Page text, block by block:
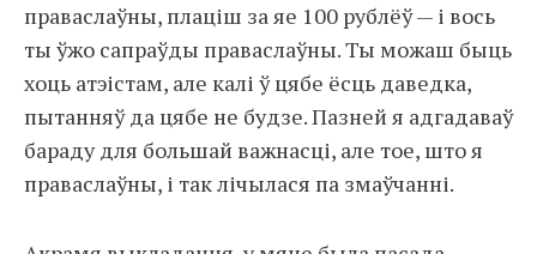
праваслаўны, плаціш за яе 100 рублёў — і вось
ты ўжо сапраўды праваслаўны. Ты можаш быць
хоць атэістам, але калі ў цябе ёсць даведка,
пытанняў да цябе не будзе. Пазней я адгадаваў
бараду для большай важнасці, але тое, што я
праваслаўны, і так лічылася па змаўчанні.